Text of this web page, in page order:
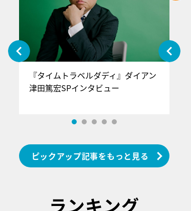
『タイムトラベルダディ』ダイアン
津田篤宏SPインタビュー
ピックアップ記事をもっと見る
ランキング